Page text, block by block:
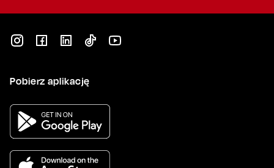
Pobierz aplikację